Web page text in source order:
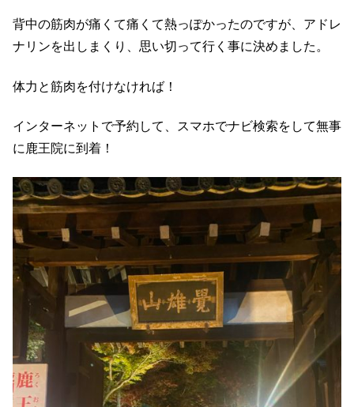
背中の筋肉が痛くて痛くて熱っぽかったのですが、アドレ
ナリンを出しまくり、思い切って行く事に決めました。
体力と筋肉を付けなければ！
インターネットで予約して、スマホでナビ検索をして無事
に鹿王院に到着！